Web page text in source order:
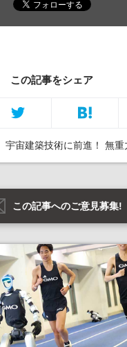
この記事をシェア
宇宙建築技術に前進！ 無
この記事へのご意見募集!